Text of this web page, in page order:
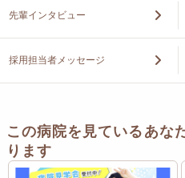
先輩インタビュー
採用担当者メッセージ
この病院を見ているあな
ります